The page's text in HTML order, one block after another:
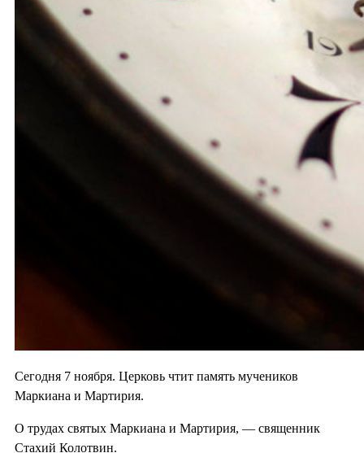
Сегодня 7 ноября. Церковь чтит память мучеников
Маркиана и Мартирия.
О трудах святых Маркиана и Мартирия, — священник
Стахий Колотвин.